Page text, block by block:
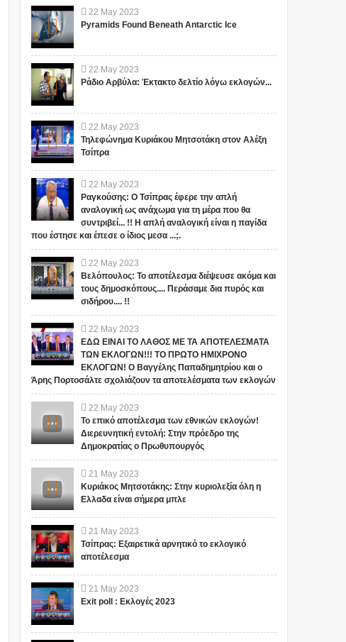
22 May 2023
Pyramids Found Beneath Antarctic Ice
22 May 2023
Ράδιο Αρβύλα: Έκτακτο δελτίο λόγω εκλογών...
22 May 2023
Τηλεφώνημα Κυριάκου Μητσοτάκη στον Αλέξη
Τσίπρα
22 May 2023
Ραγκούσης: Ο Τσίπρας έφερε την απλή
αναλογική ως ανάχωμα για τη μέρα που θα
συντριβεί... !! Η απλή αναλογική είναι η παγίδα
που έστησε και έπεσε ο ίδιος μεσα ...;.
22 May 2023
Βελόπουλος: Το αποτέλεσμα διέψευσε ακόμα και
τους δημοσκόπους.... Περάσαμε δια πυρός και
σιδήρου.... !!
22 May 2023
ΕΔΩ ΕΙΝΑΙ ΤΟ ΛΑΘΟΣ ΜΕ ΤΑ ΑΠΟΤΕΛΕΣΜΑΤΑ
ΤΩΝ ΕΚΛΟΓΩΝ!!! ΤΟ ΠΡΩΤΟ ΗΜΙΧΡΟΝΟ
ΕΚΛΟΓΩΝ! Ο Βαγγέλης Παπαδημητρίου και ο
Άρης Πορτοσάλτε σχολιάζουν τα αποτελέσματα των εκλογών
22 May 2023
Το επικό αποτέλεσμα των εθνικών εκλογών!
Διερευνητική εντολή: Στην πρόεδρο της
Δημοκρατίας ο Πρωθυπουργός
21 May 2023
Κυριάκος Μητσοτάκης: Στην κυριολεξία όλη η
Ελλαδα είναι σήμερα μπλε
21 May 2023
Τσίπρας: Εξαιρετικά αρνητικό το εκλογικό
αποτέλεσμα
21 May 2023
Exit poll : Εκλογές 2023